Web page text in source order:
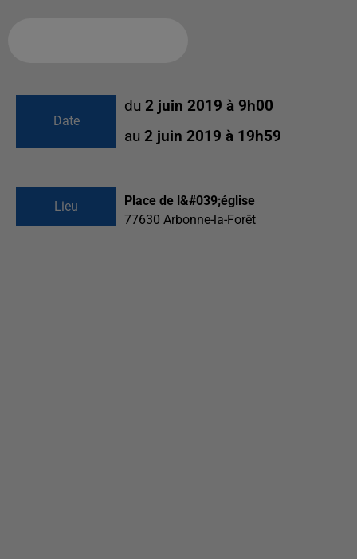
Date
du 2 juin 2019 à 9h00
au 2 juin 2019 à 19h59
Lieu
Place de l&#039;église
77630 Arbonne-la-Forêt